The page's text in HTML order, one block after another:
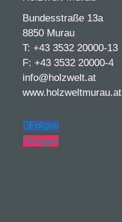
Bundesstraße 13a
8850 Murau
T: +43 3532 20000-13
F: +43 3532 20000-4
info@holzwelt.at
www.holzweltmurau.at
Folgen
Folgen